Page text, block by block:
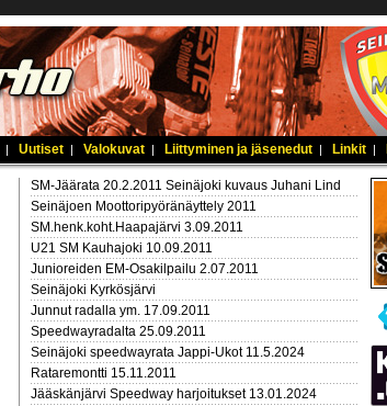
| Uutiset | Valokuvat | Liittyminen ja jäsenedut | Linkit |
SM-Jäärata 20.2.2011 Seinäjoki kuvaus Juhani Lind
Seinäjoen Moottoripyöränäyttely 2011
SM.henk.koht.Haapajärvi 3.09.2011
U21 SM Kauhajoki 10.09.2011
Junioreiden EM-Osakilpailu 2.07.2011
Seinäjoki Kyrkösjärvi
Junnut radalla ym. 17.09.2011
Speedwayradalta 25.09.2011
Seinäjoki speedwayrata Jappi-Ukot 11.5.2024
Rataremontti 15.11.2011
Jääskänjärvi Speedway harjoitukset 13.01.2024